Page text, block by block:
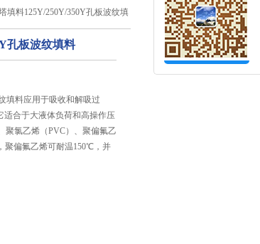
填料125Y/250Y/350Y孔板波纹填
孔板波纹填料
填料应用于吸收和解吸过
适合于大液体负荷和高操作压
聚氯乙烯（PVC）、聚偏氟乙
聚偏氟乙烯可耐温150℃，并